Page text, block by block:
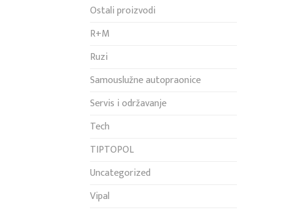
Ostali proizvodi
R+M
Ruzi
Samouslužne autopraonice
Servis i održavanje
Tech
TIPTOPOL
Uncategorized
Vipal